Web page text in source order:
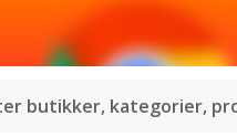
butikker, kategorier,